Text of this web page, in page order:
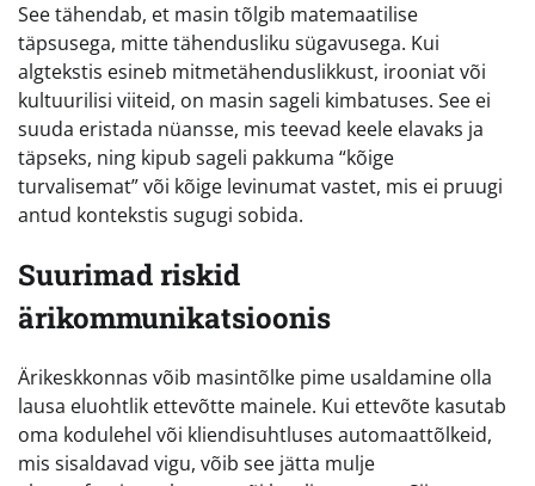
See tähendab, et masin tõlgib matemaatilise
täpsusega, mitte tähendusliku sügavusega. Kui
algtekstis esineb mitmetähenduslikkust, irooniat või
kultuurilisi viiteid, on masin sageli kimbatuses. See ei
suuda eristada nüansse, mis teevad keele elavaks ja
täpseks, ning kipub sageli pakkuma “kõige
turvalisemat” või kõige levinumat vastet, mis ei pruugi
antud kontekstis sugugi sobida.
Suurimad riskid
ärikommunikatsioonis
Ärikeskkonnas võib masintõlke pime usaldamine olla
lausa eluohtlik ettevõtte mainele. Kui ettevõte kasutab
oma kodulehel või kliendisuhtluses automaattõlkeid,
mis sisaldavad vigu, võib see jätta mulje